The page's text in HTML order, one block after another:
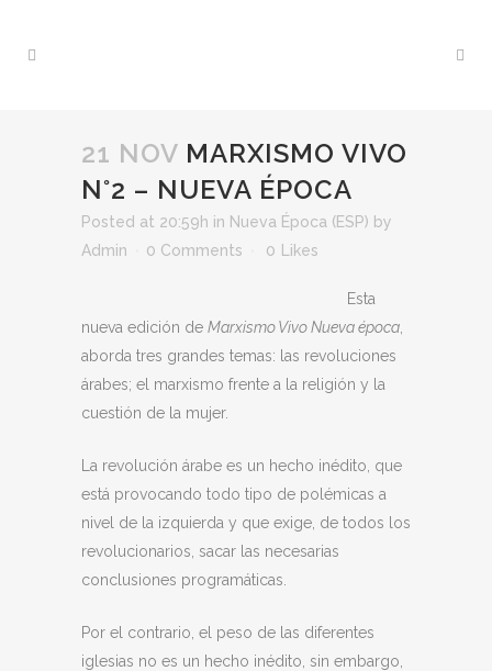
21 NOV MARXISMO VIVO
N°2 – NUEVA ÉPOCA
Posted at 20:59h in Nueva Época (ESP) by
Admin
0 Comments 0 Likes
Esta
nueva edición de Marxismo Vivo Nueva época
aborda tres grandes temas: las revoluciones
árabes; el marxismo frente a la religión y la
cuestión de la mujer.
La revolución árabe es un hecho inédito, que
está provocando todo tipo de polémicas a
nivel de la izquierda y que exige, de todos los
revolucionarios, sacar las necesarias
conclusiones programáticas.
Por el contrario, el peso de las diferentes
iglesias no es un hecho inédito, sin embargo,